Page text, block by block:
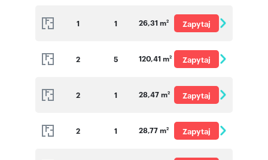
1 1 26,31 m2
Zapytaj
2 5 120,41 m2
Zapytaj
2 1 28,47 m2
Zapytaj
2 1 28,77 m2
Zapytaj